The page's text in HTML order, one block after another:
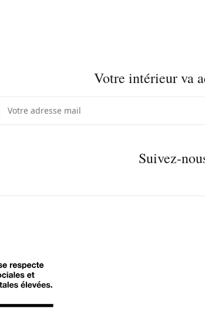
Votre intérieur va
Suivez-